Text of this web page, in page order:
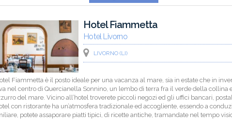
Hotel Fiammetta
Hotel Livorno
LIVORNO (LI)
Fiammetta è il posto ideale per una vacanza al mare, sia in estate che in
nel centro di Quercianella Sonnino, un lembo di terra fra il verde della collina
del mare. Vicino all’hotel troverete piccoli negozi ed gli uffici bancari, postali
con ristorante ha un’atmosfera tradizionale ed accogliente, essendo a
potete assaporare piatti tipici, di ricette antiche, tramandate nel tempo